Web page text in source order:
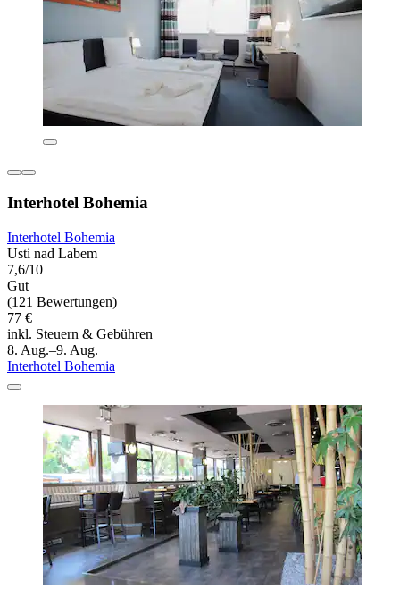
Interhotel Bohemia
Interhotel Bohemia
Usti nad Labem
7,6/10
Gut
(121 Bewertungen)
77 €
inkl. Steuern & Gebühren
8. Aug.–9. Aug.
Interhotel Bohemia